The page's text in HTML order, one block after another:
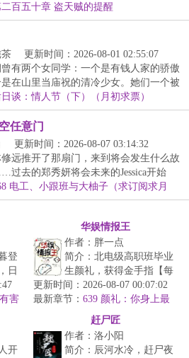
百五十章 盗天贼的提醒
更新时间：2026-08-01 02:55:07
有两个女同学：一个是有钱人家的骄傲
在山里当庙祝的清冷少女。她们一个被
日谈：情人节（下）（月初求票）
任意门
更新时间：2026-08-07 03:14:32
远推开了那扇门，来到将会发生什么故
过去的郑秀妍将会未来的Jessica开始
电工、小跟班与大柚子（求订阅求月
登
日
：
：
害
华娱情报王
作者：胖一点
简介：北电级高职班毕业
生颜礼，获得金手指【每
日情报系统】，从此化身
娱乐圈情报王什么？《隋
唐英雄传》...
更新时间：2026-08-07 00:07:02
最新章节： 639 颜礼：你身上最
大的优势不是名气，而是脸
开
赶尸匠
作者：洛小阳
简介：辰河水冷，赶尸夜